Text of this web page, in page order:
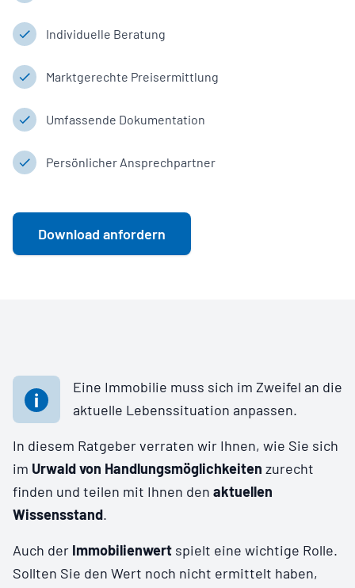
Individuelle Beratung
Marktgerechte Preisermittlung
Umfassende Dokumentation
Persönlicher Ansprechpartner
Download anfordern
Eine Immobilie muss sich im Zweifel an die
aktuelle Lebenssituation anpassen.
In diesem Ratgeber verraten wir Ihnen, wie Sie sich
im Urwald von Handlungsmöglichkeiten zurecht
finden und teilen mit Ihnen den aktuellen
Wissensstand.
Auch der Immobilienwert spielt eine wichtige Rolle.
Sollten Sie den Wert noch nicht ermittelt haben,